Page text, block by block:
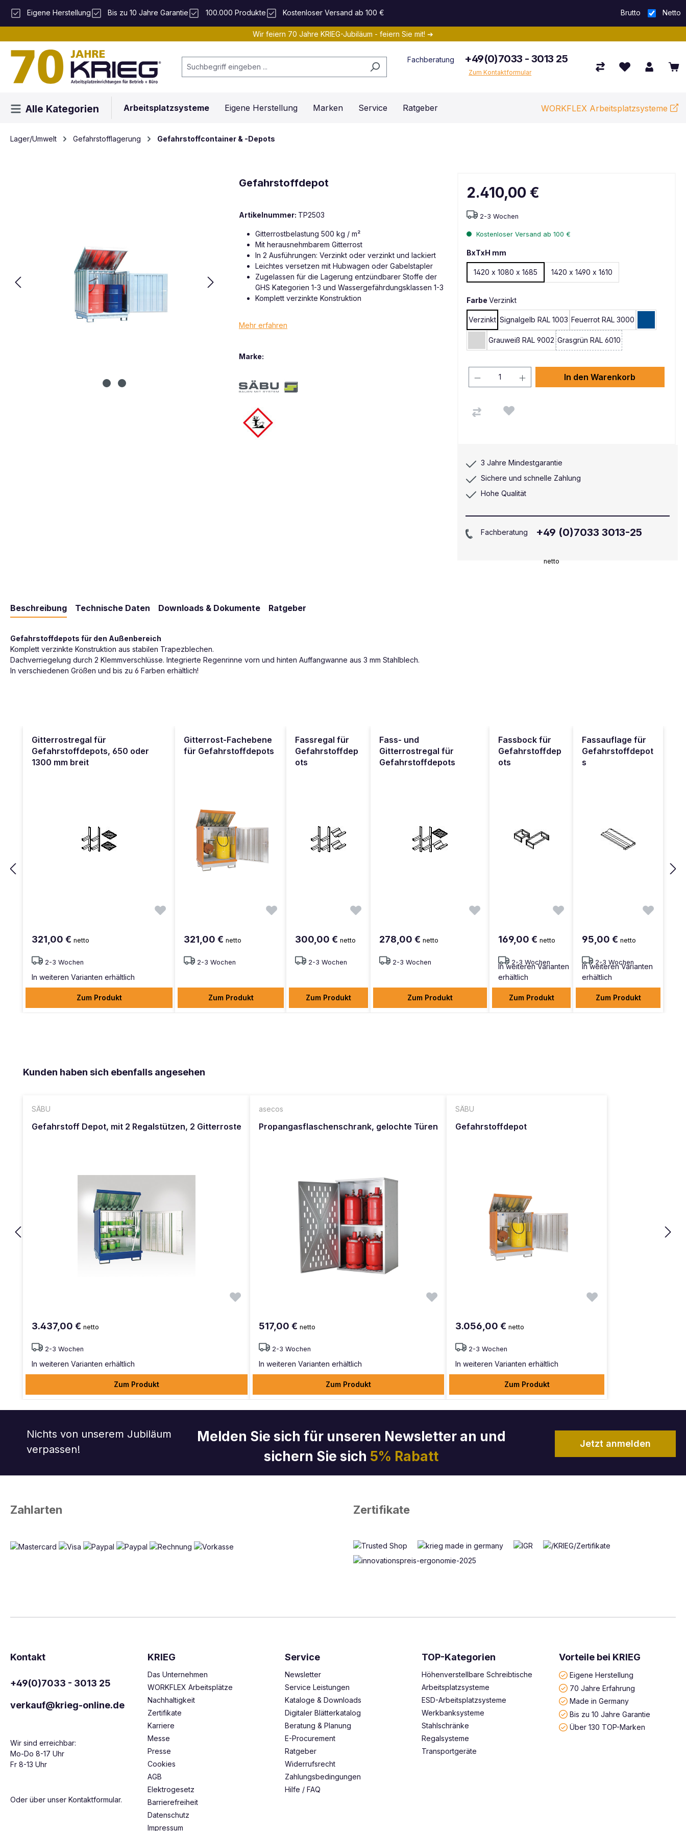
Hauptinhalt springen
Zur Suche springen
Zur Hauptnavigation springen
Eigene Herstellung Bis zu 10 Jahre Garantie 100.000 Produkte Kostenloser Versand ab 100 € Brutto Netto
Wir feiern 70 Jahre KRIEG-Jubiläum - feiern Sie mit! ➔
Fachberatung +49(0)7033 - 3013 25
Zum Kontaktformular
Alle Kategorien Arbeitsplatzsysteme Eigene Herstellung Marken Service Ratgeber WORKFLEX Arbeitsplatzsysteme
Lager/Umwelt Gefahrstofflagerung Gefahrstoffcontainer & -Depots
Gefahrstoffdepot
Artikelnummer: TP2503
Gitterrostbelastung 500 kg / m²
Mit herausnehmbarem Gitterrost
In 2 Ausführungen: Verzinkt oder verzinkt und lackiert
Leichtes versetzen mit Hubwagen oder Gabelstapler
Zugelassen für die Lagerung entzündbarer Stoffe der
GHS Kategorien 1-3 und Wassergefährdungsklassen 1-3
Komplett verzinkte Konstruktion
Mehr erfahren
Marke:
2.410,00 €
netto
2-3 Wochen
Kostenloser Versand ab 100 €
BxTxH mm
1420 x 1080 x 1685 1420 x 1490 x 1610
Farbe Verzinkt
Verzinkt Signalgelb RAL 1003 Feuerrot RAL 3000
Lichtgrau RAL 7035
Grauweiß RAL 9002 Grasgrün RAL 6010
In den Warenkorb
3 Jahre Mindestgarantie
Sichere und schnelle Zahlung
Hohe Qualität
Fachberatung +49 (0)7033 3013-25
Beschreibung Technische Daten Downloads & Dokumente Ratgeber
Gefahrstoffdepots für den Außenbereich
Komplett verzinkte Konstruktion aus stabilen Trapezblechen.
Dachverriegelung durch 2 Klemmverschlüsse. Integrierte Regenrinne vorn und hinten Auffangwanne aus 3 mm Stahlblech.
In verschiedenen Größen und bis zu 6 Farben erhältlich!
Gitterrostregal für
Gefahrstoffdepots, 650 oder
1300 mm breit
321,00 € netto
2-3 Wochen
In weiteren Varianten erhältlich
Zum Produkt
Gitterrost-Fachebene
für Gefahrstoffdepots
321,00 €netto
2-3 Wochen
Zum Produkt
Fassregal für
Gefahrstoffdep
ots
300,00 €netto
2-3 Wochen
Zum Produkt
Fass- und
Gitterrostregal für
Gefahrstoffdepots
278,00 € netto
2-3 Wochen
Zum Produkt
Fassbock für
Gefahrstoffdep
ots
169,00 €netto
2-3 Wochen
In weiteren Varianten
erhältlich
Zum Produkt
Fassauflage für
Gefahrstoffdepot
s
95,00 € netto
2-3 Wochen
In weiteren Varianten
erhältlich
Zum Produkt
Produktgalerie überspringen
Kunden haben sich ebenfalls angesehen
SÄBU
Gefahrstoff Depot, mit 2 Regalstützen, 2 Gitterroste
3.437,00 € netto
2-3 Wochen
In weiteren Varianten erhältlich
Zum Produkt
asecos
Propangasflaschenschrank, gelochte Türen
517,00 € netto
2-3 Wochen
In weiteren Varianten erhältlich
Zum Produkt
SÄBU
Gefahrstoffdepot
3.056,00 € netto
2-3 Wochen
In weiteren Varianten erhältlich
Zum Produkt
Nichts von unserem Jubiläum
verpassen!
Melden Sie sich für unseren Newsletter an und
sichern Sie sich 5% Rabatt
Jetzt anmelden
Zahlarten Zertifikate
Kontakt
+49(0)7033 - 3013 25
verkauf@krieg-online.de
Wir sind erreichbar:
Mo-Do 8-17 Uhr
Fr 8-13 Uhr
Oder über unser Kontaktformular.
KRIEG
Das Unternehmen
WORKFLEX Arbeitsplätze
Nachhaltigkeit
Zertifikate
Karriere
Messe
Presse
Cookies
AGB
Elektrogesetz
Barrierefreiheit
Datenschutz
Impressum
Service
Newsletter
Service Leistungen
Kataloge & Downloads
Digitaler Blätterkatalog
Beratung & Planung
E-Procurement
Ratgeber
Widerrufsrecht
Zahlungsbedingungen
Hilfe / FAQ
TOP-Kategorien
Höhenverstellbare Schreibtische
Arbeitsplatzsysteme
ESD-Arbeitsplatzsysteme
Werkbanksysteme
Stahlschränke
Regalsysteme
Transportgeräte
Vorteile bei KRIEG
Eigene Herstellung
70 Jahre Erfahrung
Made in Germany
Bis zu 10 Jahre Garantie
Über 130 TOP-Marken